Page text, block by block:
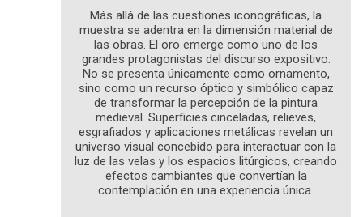
Más allá de las cuestiones iconográficas, la
muestra se adentra en la dimensión material de
las obras. El oro emerge como uno de los
grandes protagonistas del discurso expositivo.
No se presenta únicamente como ornamento,
sino como un recurso óptico y simbólico capaz
de transformar la percepción de la pintura
medieval. Superficies cinceladas, relieves,
esgrafiados y aplicaciones metálicas revelan un
universo visual concebido para interactuar con la
luz de las velas y los espacios litúrgicos, creando
efectos cambiantes que convertían la
contemplación en una experiencia única.